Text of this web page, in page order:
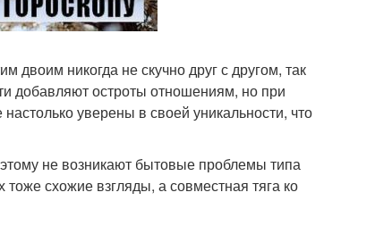
двоим никогда не скучно друг с другом, так
добавляют остроты отношениям, но при
уверены в своей уникальности, что
не возникают бытовые проблемы типа
схожие взгляды, а совместная тяга ко